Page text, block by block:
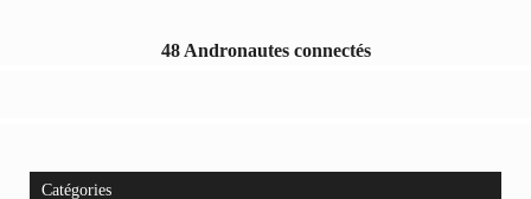
48 Andronautes connectés
Catégories